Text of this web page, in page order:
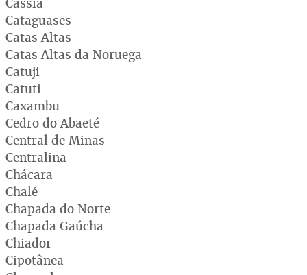
Cataguases
Catas Altas
Catas Altas da Noruega
Catuji
Catuti
Caxambu
Cedro do Abaeté
Central de Minas
Centralina
Chácara
Chalé
Chapada do Norte
Chapada Gaúcha
Chiador
Cipotânea